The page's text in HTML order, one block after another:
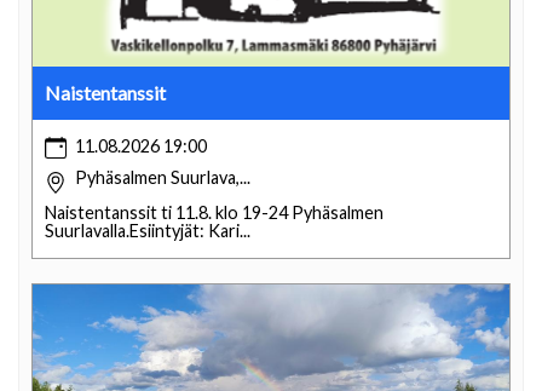
Naistentanssit
11.08.2026 19:00
Pyhäsalmen Suurlava,...
Naistentanssit ti 11.8. klo 19-24 Pyhäsalmen
Suurlavalla.Esiintyjät: Kari...